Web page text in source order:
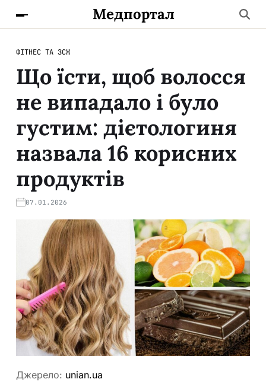
Медпортал
ФІТНЕС ТА ЗСЖ
Що їсти, щоб волосся
не випадало і було
густим: дієтологиня
назвала 16 корисних
продуктів
07.01.2026
Джерело: unian.ua